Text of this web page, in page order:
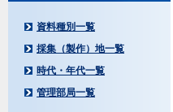
資料種別一覧
採集（製作）地一覧
時代・年代一覧
管理部局一覧